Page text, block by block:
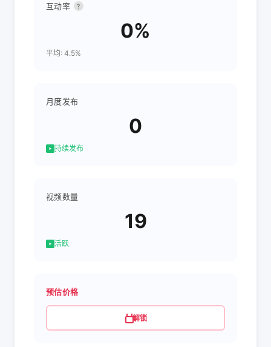
互动率 ?
0%
平均: 4.5%
月度发布
0
持续发布
视频数量
19
活跃
预估价格
解锁